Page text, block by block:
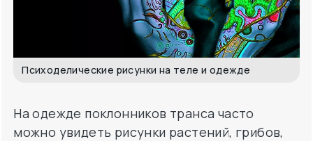
Психоделические рисунки на теле и одежде
На одежде поклонников транса часто
можно увидеть рисунки растений, грибов,